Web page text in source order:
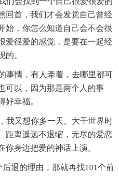
回首，我们才会发觉自己曾经
始，你怎么知道自己会不会很
爱很爱的感觉，是要在一起经
的。
事情，有人牵着，去哪里都可
可以，因为那是两个人的事
好幸福。
我又想你多一天。大千世界时
距离遥远不退缩，无尽的爱恋
你身边把爱的神话上演。
退的理由，那就再找101个前